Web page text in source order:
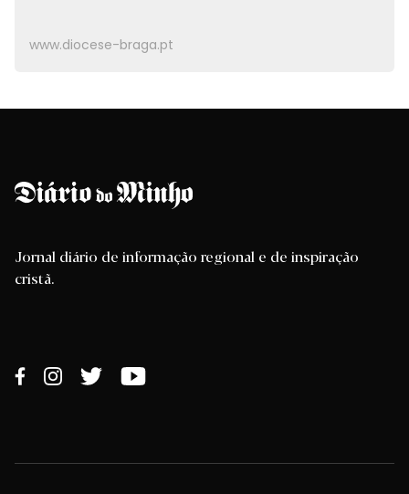
www.diocese-braga.pt
Jornal diário de informação regional e de inspiração
cristã.